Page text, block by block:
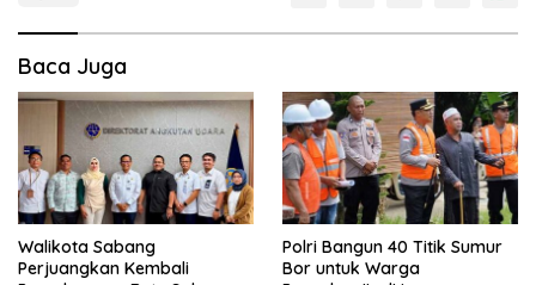
Baca Juga
Walikota Sabang
Perjuangkan Kembali
Polri Bangun 40 Titik Sumur
Bor untuk Warga